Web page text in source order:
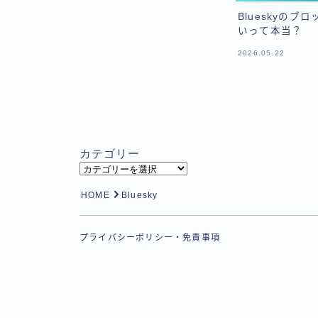
Blueskyのブロ
いって本当？
2026.05.22
カテゴリー
カ
ー
HOME Bluesky
プライバシーポリシー・免責事項